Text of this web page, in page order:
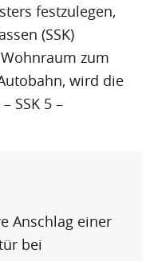
festzulegen,
(SSK)
zum
wird die
SSK 5 –
Anschlag einer
bei